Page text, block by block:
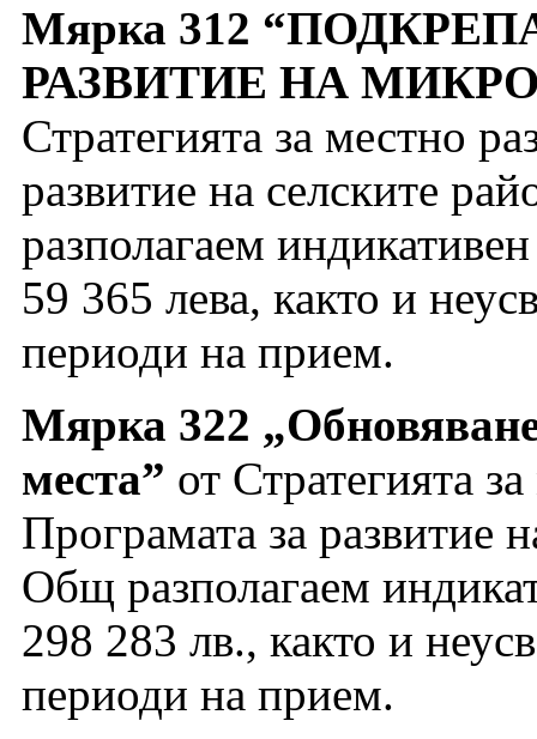
Мярка 312
РАЗВИТИЕ НА
Стратегията за местно
развитие на селските
разполагаем
59 365 лева, както и
периоди на прием.
Мярка 322
места” от Стратегията
Програмата за развитие
Общ разполагаем
298 283 лв., както и
периоди на прием.